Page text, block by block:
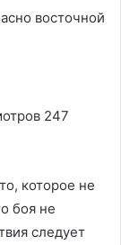
247
которое не
боя не
следует